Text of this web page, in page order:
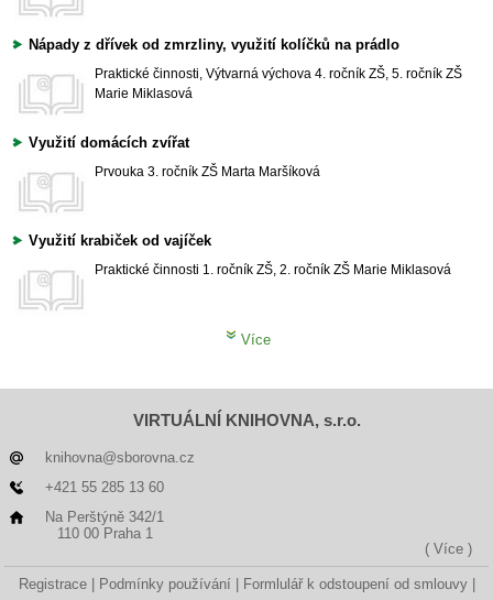
Nápady z dřívek od zmrzliny, využití kolíčků na prádlo
Praktické činnosti, Výtvarná výchova 4. ročník ZŠ, 5. ročník ZŠ
Marie Miklasová
Využití domácích zvířat
Prvouka 3. ročník ZŠ Marta Maršíková
Využití krabiček od vajíček
Praktické činnosti 1. ročník ZŠ, 2. ročník ZŠ Marie Miklasová
Více
VIRTUÁLNÍ KNIHOVNA, s.r.o.
knihovna@sborovna.cz
+421 55 285 13 60
Na Perštýně 342/1
110 00 Praha 1
( Více )
Registrace Podmínky používání Formlulář k odstoupení od smlouvy